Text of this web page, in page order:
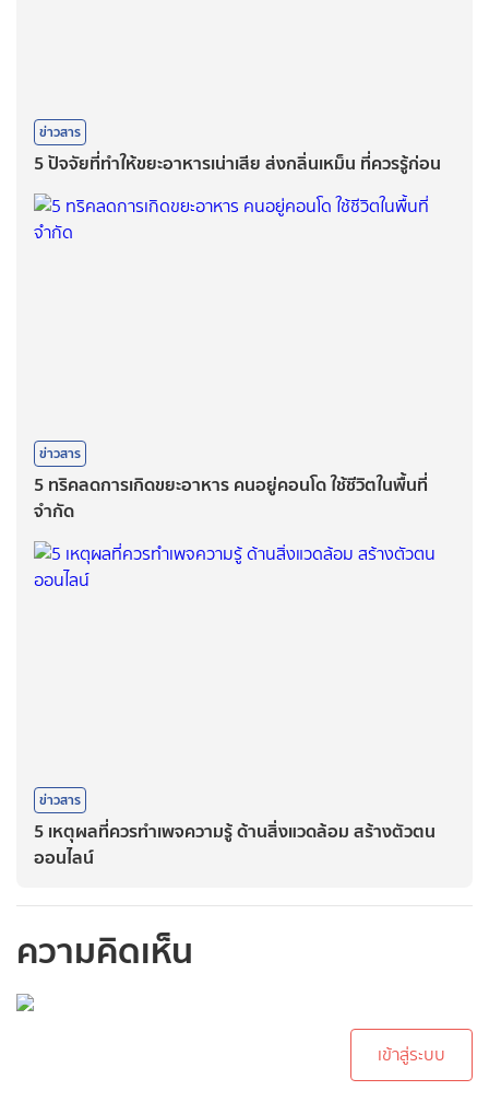
ข่าวสาร
5 ปัจจัยที่ทำให้ขยะอาหารเน่าเสีย ส่งกลิ่นเหม็น ที่ควรรู้ก่อน
ข่าวสาร
5 ทริคลดการเกิดขยะอาหาร คนอยู่คอนโด ใช้ชีวิตในพื้นที่
จำกัด
ข่าวสาร
5 เหตุผลที่ควรทำเพจความรู้ ด้านสิ่งแวดล้อม สร้างตัวตน
ออนไลน์
ความคิดเห็น
เข้าสู่ระบบ